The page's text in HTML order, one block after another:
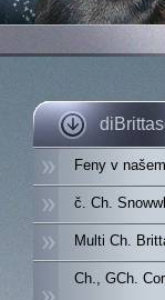
Feny v
č. Ch.
Multi Ch.
Ch., GCh.